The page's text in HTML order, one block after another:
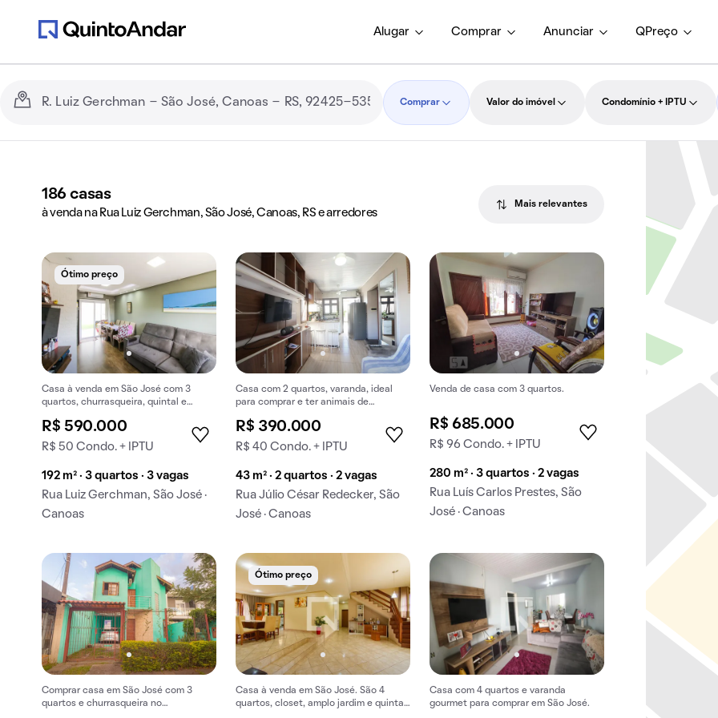
Alugar Comprar Anunciar QPreço
Comprar Valor do imóvel Condomínio + IPTU
186 casas
à venda na Rua Luiz Gerchman, São José, Canoas, RS e arredores
Mais relevantes
Ótimo preço
Casa à venda em São José com 3
quartos, churrasqueira, quintal e
R$ 590.000
R$ 50 Condo. + IPTU
192 m² · 3 quartos · 3 vagas
Rua Luiz Gerchman, São José ·
Canoas
Casa com 2 quartos, varanda, ideal
para comprar e ter animais de
R$ 390.000
R$ 40 Condo. + IPTU
43 m² · 2 quartos · 2 vagas
Rua Júlio César Redecker, São
José · Canoas
Venda de casa com 3 quartos.
R$ 685.000
R$ 96 Condo. + IPTU
280 m² · 3 quartos · 2 vagas
Rua Luís Carlos Prestes, São
José · Canoas
Comprar casa em São José com 3
quartos e churrasqueira no
Ótimo preço
Casa à venda em São José. São 4
quartos, closet, amplo jardim e quintal.
Casa com 4 quartos e varanda
gourmet para comprar em São José.